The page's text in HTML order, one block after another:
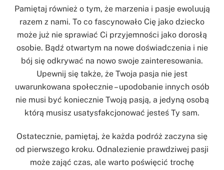
Pamiętaj również o tym, że marzenia i pasje ewoluują
razem z nami. To co fascynowało Cię jako dziecko
może już nie sprawiać Ci przyjemności jako dorosłą
osobie. Bądź otwartym na nowe doświadczenia i nie
bój się odkrywać na nowo swoje zainteresowania.
Upewnij się także, że Twoja pasja nie jest
uwarunkowana społecznie – upodobanie innych osób
nie musi być koniecznie Twoją pasją, a jedyną osobą
którą musisz usatysfakcjonować jesteś Ty sam.
Ostatecznie, pamiętaj, że każda podróż zaczyna się
od pierwszego kroku. Odnalezienie prawdziwej pasji
może zająć czas, ale warto poświęcić trochę